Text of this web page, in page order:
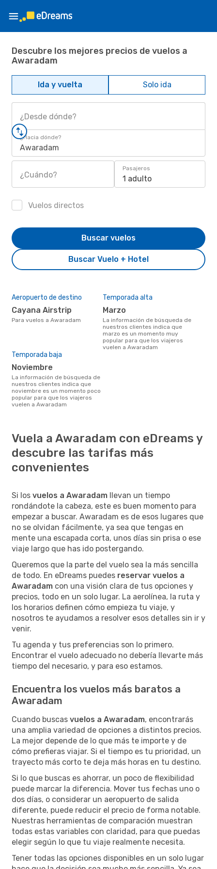
Descubre los mejores precios de vuelos a
Awaradam
Ida y vuelta Solo ida
¿Desde dónde?
¿Hacia dónde?
Awaradam
¿Cuándo?
Pasajeros
1 adulto
Vuelos directos
Buscar Vuelo + Hotel
Buscar vuelos
Aeropuerto de destino
Cayana Airstrip
Para vuelos a Awaradam
Temporada alta
marzo
La información de búsqueda de
nuestros clientes indica que
marzo es un momento muy
popular para que los viajeros
vuelen a Awaradam
Temporada baja
noviembre
La información de búsqueda de
nuestros clientes indica que
noviembre es un momento poco
popular para que los viajeros
vuelen a Awaradam
Vuela a Awaradam con eDreams y
descubre las tarifas más
convenientes
Si los vuelos a Awaradam llevan un tiempo
rondándote la cabeza, este es buen momento para
empezar a buscar. Awaradam es de esos lugares que
no se olvidan fácilmente, ya sea que tengas en
mente una escapada corta, unos días sin prisa o ese
viaje largo que has ido postergando.
Queremos que la parte del vuelo sea la más sencilla
de todo. En eDreams puedes reservar vuelos a
Awaradam con una visión clara de tus opciones y
precios, todo en un solo lugar. La aerolínea, la ruta y
los horarios definen cómo empieza tu viaje, y
nosotros te ayudamos a resolver esos detalles sin ir y
venir.
Tu agenda y tus preferencias son lo primero.
Encontrar el vuelo adecuado no debería llevarte más
tiempo del necesario, y para eso estamos.
Encuentra los vuelos más baratos a
Awaradam
Cuando buscas vuelos a Awaradam, encontrarás
una amplia variedad de opciones a distintos precios.
La mejor depende de lo que más te importe y de
cómo prefieras viajar. Si el tiempo es tu prioridad, un
trayecto más corto te deja más horas en tu destino.
Si lo que buscas es ahorrar, un poco de flexibilidad
puede marcar la diferencia. Mover tus fechas uno o
dos días, o considerar un aeropuerto de salida
diferente, puede reducir el precio de forma notable.
Nuestras herramientas de comparación muestran
todas estas variables con claridad, para que puedas
elegir según lo que tu viaje realmente necesita.
Tener todas las opciones disponibles en un solo lugar